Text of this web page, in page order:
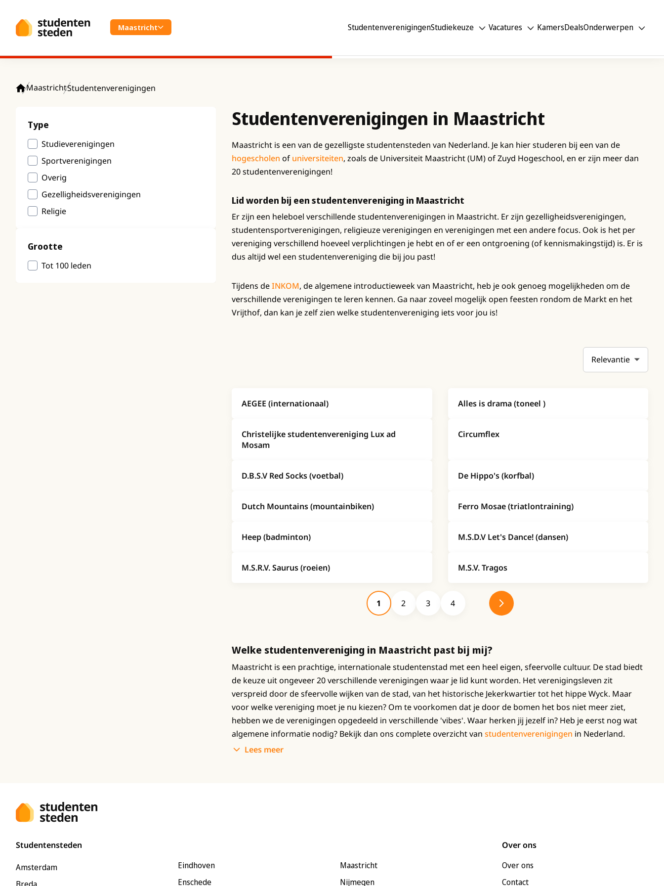
Maastricht StudentenverenigingenStudiekeuze Vacatures KamersDealsOnderwerpen
MaastrichtStudentenverenigingen
Type
Studieverenigingen
Sportverenigingen
Overig
Gezelligheidsverenigingen
Religie
Grootte
Tot 100 leden
Studentenverenigingen in Maastricht
Maastricht is een van de gezelligste studentensteden van Nederland. Je kan hier studeren bij een van de
hogescholen of universiteiten, zoals de Universiteit Maastricht (UM) of Zuyd Hogeschool, en er zijn meer dan
20 studentenverenigingen!
Lid worden bij een studentenvereniging in Maastricht
Er zijn een heleboel verschillende studentenverenigingen in Maastricht. Er zijn gezelligheidsverenigingen,
studentensportverenigingen, religieuze verenigingen en verenigingen met een andere focus. Ook is het per
vereniging verschillend hoeveel verplichtingen je hebt en of er een ontgroening (of kennismakingstijd) is. Er is
dus altijd wel een studentenvereniging die bij jou past!
Tijdens deINKOM, de algemene introductieweek van Maastricht, heb je ook genoeg mogelijkheden om de
verschillende verenigingen te leren kennen. Ga naar zoveel mogelijk open feesten rondom de Markt en het
Vrijthof, dan kan je zelf zien welke studentenvereniging iets voor jou is!
Sortering
AEGEE (internationaal) Alles is drama (toneel )
Christelijke studentenvereniging Lux ad
Mosam
Circumflex
D.B.S.V Red Socks (voetbal) De Hippo's (korfbal)
Dutch Mountains (mountainbiken) Ferro Mosae (triatlontraining)
Heep (badminton) M.S.D.V Let's Dance! (dansen)
M.S.R.V. Saurus (roeien) M.S.V. Tragos
1 2 3 4
Welke studentenvereniging in Maastricht past bij mij?
Maastricht is een prachtige, internationale studentenstad met een heel eigen, sfeervolle cultuur. De stad biedt
de keuze uit ongeveer 20 verschillende verenigingen waar je lid kunt worden. Het verenigingsleven zit
verspreid door de sfeervolle wijken van de stad, van het historische Jekerkwartier tot het hippe Wyck. Maar
voor welke vereniging moet je nu kiezen? Om te voorkomen dat je door de bomen het bos niet meer ziet,
hebben we de verenigingen opgedeeld in verschillende 'vibes'. Waar herken jij jezelf in? Heb je eerst nog wat
algemene informatie nodig? Bekijk dan ons complete overzicht vanstudentenverenigingen in Nederland.
Lees meer
Studentensteden
Amsterdam
Eindhoven
Enschede
Maastricht
Nijmegen
Over ons
Over ons
Contact